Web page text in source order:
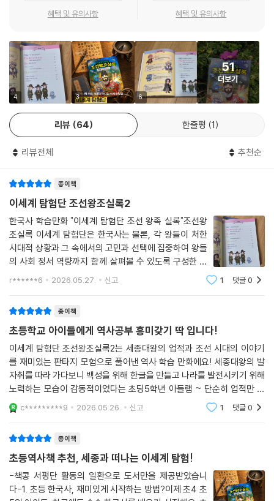
활용할 수 있다.
혜택 및 유의사항 혜택 및 유의사항
4 3 6
51
더보기
리뷰 64 한줄평 1
리뷰전체 추천순
종이책
이세계 탐험단 조선왕조실록2
한국사 학습만화 "이세계 탐험단 조선 왕족 실록"조선왕
조실록 이세계 탐험단은 한국사는 물론, 각 왕들이 처한
시대적 상황과 그 속에서의 고민과 선택에 집중하여 왕들
의 사회 정서 역량까지 함께 살펴볼 수 있도록 구성한 한
국사 학습 만화예요.이번 2권에서는 조선의 제4대 임금
r******6 2026.05.27. 신고 1 댓글0
종이책
초등학교 아이들에게 역사공부 흥미갖기 딱 입니다!
이세계 탐험단 조선왕조실록2는 세종대왕의 업적과 조선 시대의 이야기
를 재미있는 판타지 모험으로 풀어낸 역사 학습 만화에요! 세종대왕의 발
자취를 따라 가다보니 백성을 위해 한글을 만들고 나라를 발전시키기 위해
노력하는 모습이 감동적이었다는 초딩5학년 아들램 ~ 단순히 업적만 설
명하는 것이 아니라 세종의 고민과 마음까지 보여 주어서 더 깊이 이해되
었다고이야기하며 공감
c*********9 2026.05.26. 신고 1 댓글0
종이책
초등역사책 추천, 세종과 떠나는 이세계 탐험!
-책콩 서평단 활동의 일환으로 도서만을 제공받았습니
다-1. 초등 한국사, 재미있게 시작하는 방법?이제 초4 초